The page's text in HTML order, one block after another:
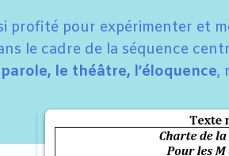
profité pour expérimenter et
le cadre de la séquence
le théâtre, l’éloquence,